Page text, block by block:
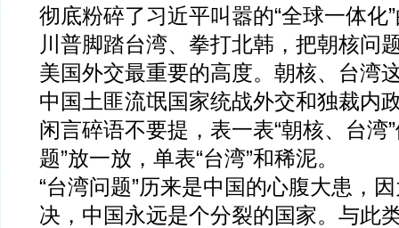
彻底粉碎了习近平叫嚣的“全球一体化
川普脚踏台湾、拳打北韩，把朝核问
美国外交最重要的高度。朝核、台湾
中国土匪流氓国家统战外交和独裁内
闲言碎语不要提，表一表“朝核、台湾
题”放一放，单表“台湾”和稀泥。
“台湾问题”历来是中国的心腹大患，
决，中国永远是个分裂的国家。与此